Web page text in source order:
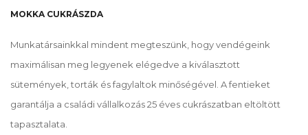
MOKKA CUKRÁSZDA
Munkatársainkkal mindent megteszünk, hogy vendégeink
maximálisan meg legyenek elégedve a kiválasztott
sütemények, torták és fagylaltok minőségével. A fentieket
garantálja a családi vállalkozás 25 éves cukrászatban eltöltött
tapasztalata.